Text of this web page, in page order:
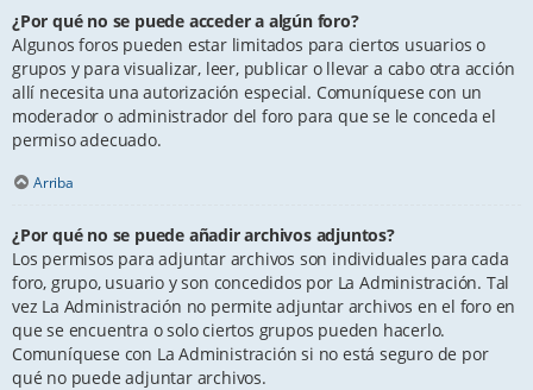
¿Por qué no se puede acceder a algún foro?
Algunos foros pueden estar limitados para ciertos usuarios o
grupos y para visualizar, leer, publicar o llevar a cabo otra acción
allí necesita una autorización especial. Comuníquese con un
moderador o administrador del foro para que se le conceda el
permiso adecuado.
Arriba
¿Por qué no se puede añadir archivos adjuntos?
Los permisos para adjuntar archivos son individuales para cada
foro, grupo, usuario y son concedidos por La Administración. Tal
vez La Administración no permite adjuntar archivos en el foro en
que se encuentra o solo ciertos grupos pueden hacerlo.
Comuníquese con La Administración si no está seguro de por
qué no puede adjuntar archivos.